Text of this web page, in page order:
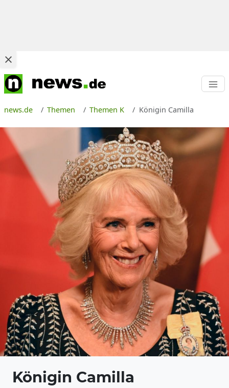
news.de Themen Themen K Königin Camilla
Königin Camilla